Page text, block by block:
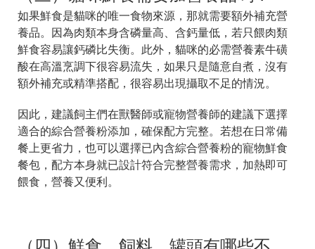
如果鮮食是貓咪的唯一食物來源，那就需要額外補充營
養品。因為肉類本身含磷量高、含鈣量低，若只餵肉類
鮮食容易讓鈣磷比失衡。此外，貓咪的必需營養素牛磺
酸在高溫烹調下很容易流失，如果只是隨意自煮，沒有
額外補充或精準搭配，很容易出現攝取不足的情況。
因此，建議飼主們在獸醫師或寵物營養師的建議下選擇
適合的綜合營養粉添加，確保配方完整。若想在日常備
餐上更省力，也可以選擇已內含綜合營養粉的寵物鮮食
餐包，配方本身就已設計符合完整營養需求，加熱即可
餵食，營養又便利。